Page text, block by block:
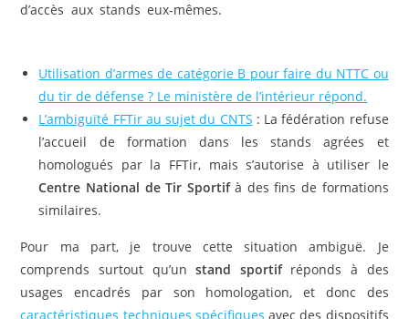
d’accès aux stands eux-mêmes.
Utilisation d’armes de catégorie B pour faire du NTTC ou
du tir de défense ? Le ministère de l’intérieur répond.
L’ambiguïté FFTir au sujet du CNTS : La fédération refuse
l’accueil de formation dans les stands agrées et
homologués par la FFTir, mais s’autorise à utiliser le
Centre National de Tir Sportifà des fins de formations
similaires.
Pour ma part, je trouve cette situation ambiguë. Je
comprends surtout qu’unstand sportifréponds à des
usages encadrés par son homologation, et donc des
caractéristiques techniques spécifiques avec des dispositifs